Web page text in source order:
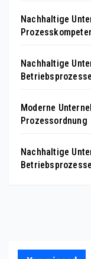
Nachhaltige
Nachhaltige
Betriebsprozesse
Moderne
Prozessordnung
Nachhaltige
Betriebsprozesse